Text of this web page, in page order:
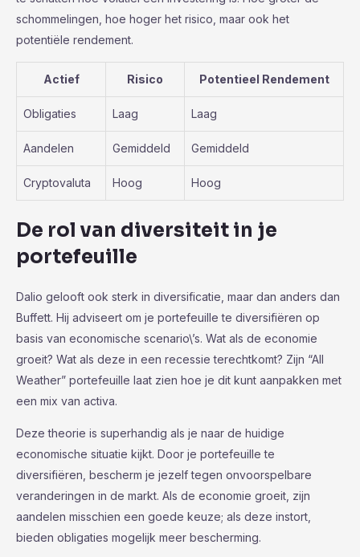
schommelingen, hoe hoger het risico, maar ook het
potentiële rendement.
Actief Risico Potentieel Rendement
Obligaties Laag Laag
Aandelen Gemiddeld Gemiddeld
Cryptovaluta Hoog Hoog
De rol van diversiteit in je
portefeuille
Dalio gelooft ook sterk in diversificatie, maar dan anders dan
Buffett. Hij adviseert om je portefeuille te diversifiëren op
basis van economische scenario\’s. Wat als de economie
groeit? Wat als deze in een recessie terechtkomt? Zijn “All
Weather” portefeuille laat zien hoe je dit kunt aanpakken met
een mix van activa.
Deze theorie is superhandig als je naar de huidige
economische situatie kijkt. Door je portefeuille te
diversifiëren, bescherm je jezelf tegen onvoorspelbare
veranderingen in de markt. Als de economie groeit, zijn
aandelen misschien een goede keuze; als deze instort,
bieden obligaties mogelijk meer bescherming.